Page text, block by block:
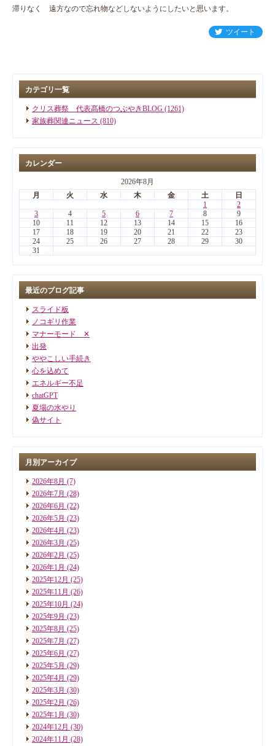
滞りなく 遠方なので忘れ物などしないようにしたいと思います。
ツイート
カテゴリ一覧
クリス葬祭 代表髙橋のつぶやきBLOG (1261)
家族葬関連ニュース (810)
カレンダー
2026年8月
月
火 水 木 金 土
日
1
2
3
4 5 6 7 8
9
10
11 12 13 14 15
16
17
18 19 20 21 22
23
24
25 26 27 28 29
30
31
最近のブログ記事
スライド板
ノコギリ作業
マナーモード ✕
出発
ややこしい手続き
心を込めて
エネルギー不足
chatGPT
夏場の水やり
偽サイト
月別アーカイブ
2026年8月 (7)
2026年7月 (28)
2026年6月 (22)
2026年5月 (23)
2026年4月 (23)
2026年3月 (25)
2026年2月 (25)
2026年1月 (24)
2025年12月 (25)
2025年11月 (26)
2025年10月 (24)
2025年9月 (23)
2025年8月 (25)
2025年7月 (27)
2025年6月 (27)
2025年5月 (29)
2025年4月 (29)
2025年3月 (30)
2025年2月 (26)
2025年1月 (30)
2024年12月 (30)
2024年11月 (28)